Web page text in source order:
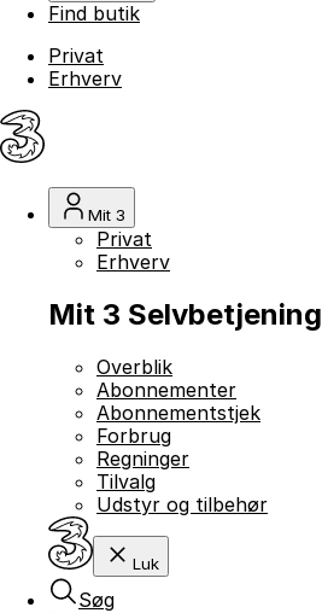
Find butik
Privat
Erhverv
Mit 3
Privat
Erhverv
Mit 3 Selvbetjening
Overblik
Abonnementer
Abonnementstjek
Forbrug
Regninger
Tilvalg
Udstyr og tilbehør
Luk
Søg